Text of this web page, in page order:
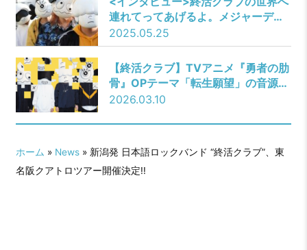
連れてってあげるよ。メジャーデビ
ューバンド「終活クラブ」を徹底深
掘り！
2025.05.25
【終活クラブ】TVアニメ『勇者の肋
骨』OPテーマ「転生願望」の音源が
一部初公開！さらにED担当shallmと
2026.03.10
ホーム » News» 新潟発 日本語ロックバンド “終活クラブ”、東
名阪クアトロツアー開催決定!!